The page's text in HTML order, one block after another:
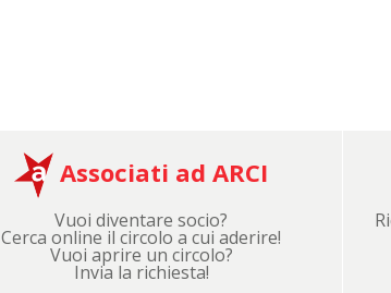
Associati ad ARCI
Vuoi diventare socio?
Cerca online il circolo a cui aderire!
Vuoi aprire un circolo?
Invia la richiesta!